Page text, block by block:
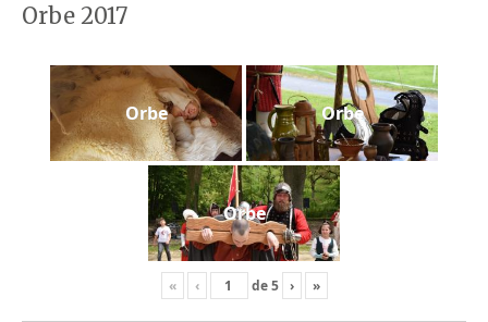
Orbe 2017
Orbe Orbe
Orbe
« ‹ de5 › »